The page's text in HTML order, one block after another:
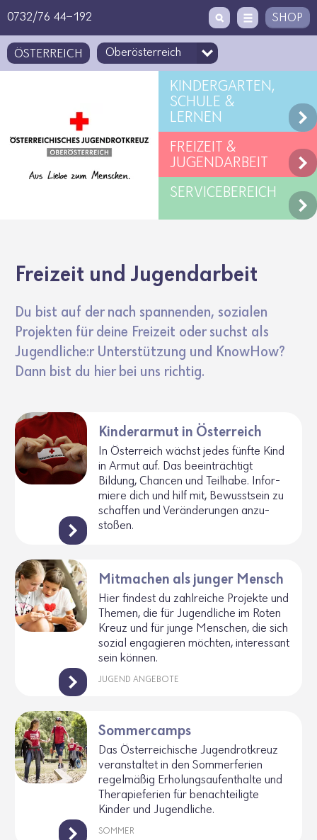
0732/76 44-192 SHOP
ÖSTERREICH
KINDERGARTEN,
SCHULE &
LERNEN
FREIZEIT &
JUGENDARBEIT
SERVICEBEREICH
Frei­zeit und Jugend­ar­beit
Du bist auf der nach span­nenden, sozialen
Projekten für deine Frei­zeit oder suchst als
Jugend­liche:r Unter­stüt­zung und KnowHow?
Dann bist du hier bei uns richtig.
Kinderarmut in Österreich
In Öster­reich wächst jedes fünfte Kind
in Armut auf. Das beein­träch­tigt
Bildung, Chancen und Teil­habe. Infor­
miere dich und hilf mit, Bewusst­sein zu
schaffen und Verän­de­rungen anzu­
stoßen.
Mitmachen als junger Mensch
Hier findest du zahl­reiche Projekte und
Themen, die für Jugend­liche im Roten
Kreuz und für junge Menschen, die sich
sozial enga­gieren möchten, inter­es­sant
sein können.
JUGEND ANGEBOTE
Sommercamps
Das Öster­rei­chi­sche Jugend­rot­kreuz
veran­staltet in den Sommer­fe­rien
regel­mäßig Erho­lungs­auf­ent­halte und
Thera­pie­fe­rien für benach­tei­ligte
Kinder und Jugend­liche.
SOMMER